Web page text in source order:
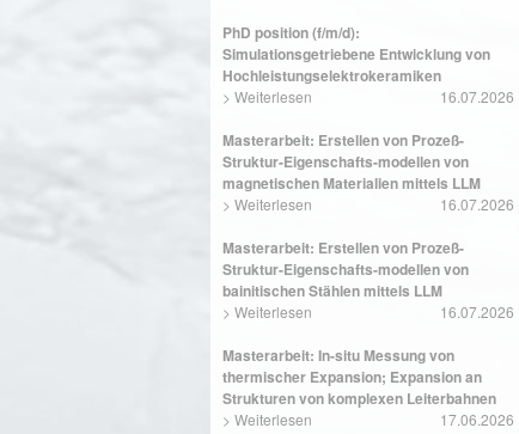
PhD position (f/m/d):
Simulationsgetriebene Entwicklung von
Hochleistungselektrokeramiken
> Weiterlesen 16.07.2026
Masterarbeit: Erstellen von Prozeß-
Struktur-Eigenschafts-modellen von
magnetischen Materialien mittels LLM
> Weiterlesen 16.07.2026
Masterarbeit: Erstellen von Prozeß-
Struktur-Eigenschafts-modellen von
bainitischen Stählen mittels LLM
> Weiterlesen 16.07.2026
Masterarbeit: In-situ Messung von
thermischer Expansion; Expansion an
Strukturen von komplexen Leiterbahnen
> Weiterlesen 17.06.2026